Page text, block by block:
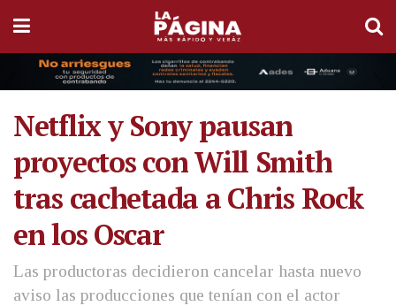
Netflix y Sony pausan
proyectos con Will Smith
tras cachetada a Chris Rock
en los Oscar
Las productoras decidieron cancelar hasta nuevo
aviso las producciones que tenían con el actor